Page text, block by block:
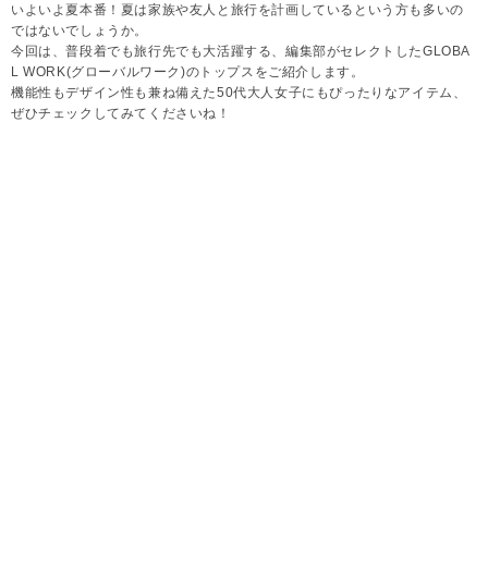
いよいよ夏本番！夏は家族や友人と旅行を計画しているという方も多いの
ではないでしょうか。
今回は、普段着でも旅行先でも大活躍する、編集部がセレクトしたGLOBA
L WORK(グローバルワーク)のトップスをご紹介します。
機能性もデザイン性も兼ね備えた50代大人女子にもぴったりなアイテム、
ぜひチェックしてみてくださいね！